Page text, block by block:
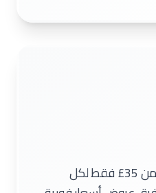
الترجمات المعتمدة تبدأ من ⁦£35⁩ فقط لكل